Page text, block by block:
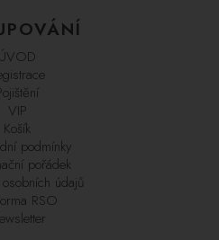
ÚVOD
VIP
Košík
podmínky
pořádek
údajů
RSO